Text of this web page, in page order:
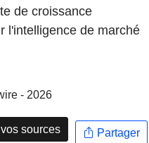
de croissance
l'intelligence de marché
- 2026
sources Partager